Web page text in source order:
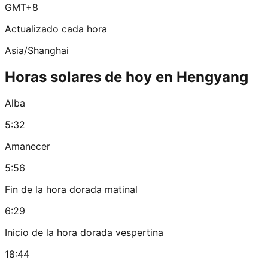
GMT+8
Actualizado cada hora
Asia/Shanghai
Horas solares de hoy en Hengyang
Alba
5:32
Amanecer
5:56
Fin de la hora dorada matinal
6:29
Inicio de la hora dorada vespertina
18:44